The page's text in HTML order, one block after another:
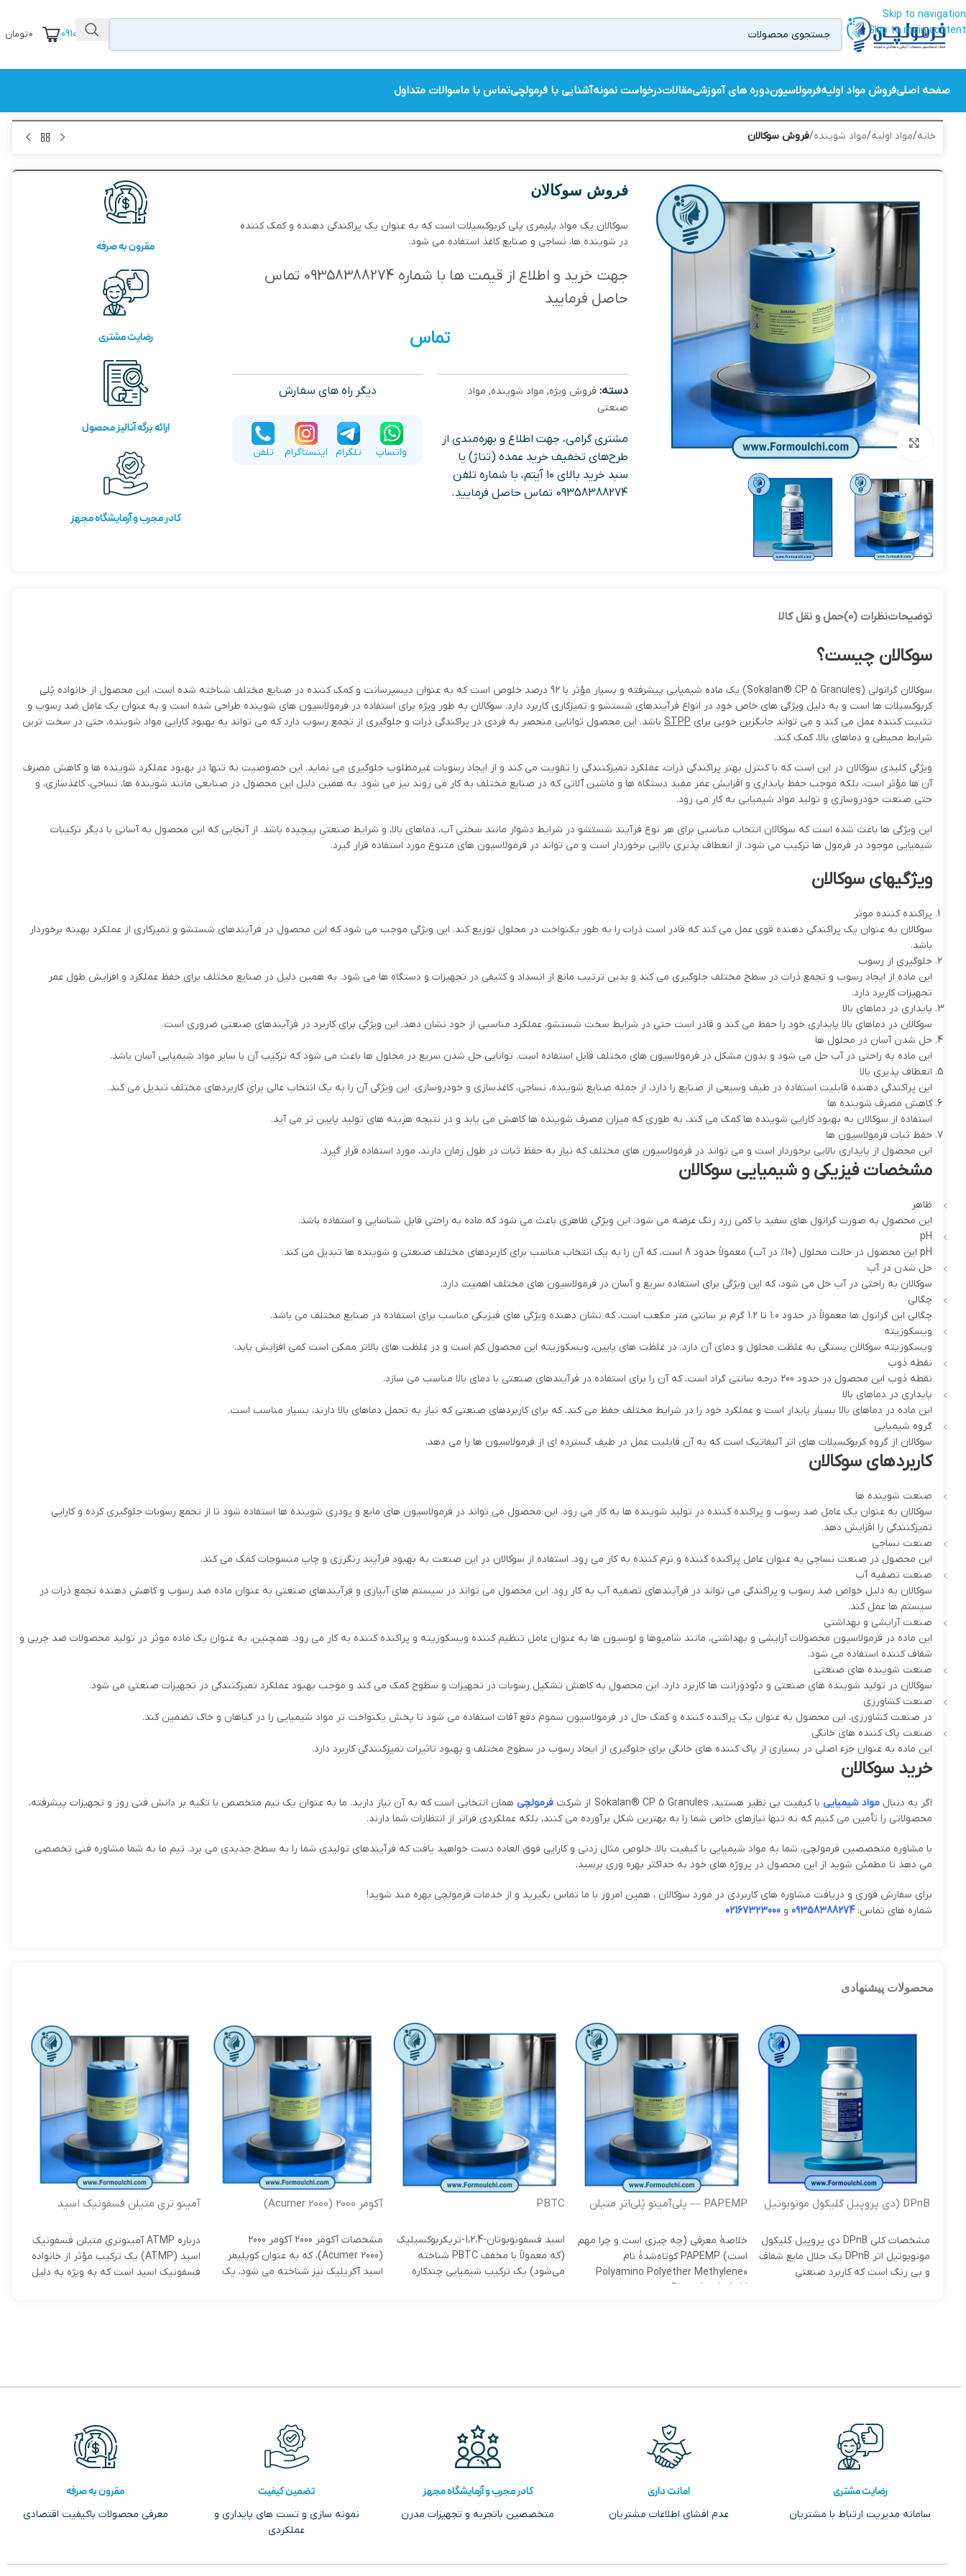
Skip to navigation
Skip to main content
09104111456
0تومان
صفحه اصلیفروش مواد اولیهفرمولاسیوندوره های آموزشیمقالاتدرخواست نمونهآشنایی با فرمولچیتماس با ماسوالات متداول
خانه/مواد اولیه/مواد شوینده/فروش سوکالان
بزرگنمایی تصویر
فروش سوکالان
سوکالان یک مواد پلیمری پلی کربوکسیلات است که به عنوان یک پراکندگی دهنده و کمک کننده
در شوینده ها، نساجی و صنایع کاغذ استفاده می شود.
جهت خرید و اطلاع از قیمت ها با شماره 09358388274 تماس
حاصل فرمایید
تماس
دسته: فروش ویژه, مواد شوینده, مواد
صنعتی
مشتری گرامی، جهت اطلاع و بهره‌مندی از
طرح‌های تخفیف خرید عمده (تناژ) یا
سبد خرید بالای ۱۰ آیتم، با شماره تلفن
09358388274 تماس حاصل فرمایید.
دیگر راه های سفارش
واتساپ تلگرام اینستاگرام تلفن
مقرون به صرفه
رضایت مشتری
ارائه برگه آنالیز محصول
کادر مجرب و آزمایشگاه مجهز
توضیحاتنظرات (0) حمل و نقل کالا
سوکالان چیست؟
سوکالان گرانولی (Sokalan® CP 5 Granules) یک ماده شیمیایی پیشرفته و بسیار مؤثر با 92 درصد خلوص است که به عنوان دیسپرسانت و کمک کننده در صنایع مختلف شناخته شده است. این محصول از خانواده پُلی
کربوکسیلات ها است و به دلیل ویژگی های خاص خود در انواع فرآیندهای شستشو و تمیزکاری کاربرد دارد. سوکالان به طور ویژه برای استفاده در فرمولاسیون های شوینده طراحی شده است و به عنوان یک عامل ضد رسوب و
تثبیت کننده عمل می کند و می تواند جایگزین خوبی برای STPP باشد. این محصول توانایی منحصر به فردی در پراکندگی ذرات و جلوگیری از تجمع رسوب دارد که می تواند به بهبود کارایی مواد شوینده، حتی در سخت ترین
شرایط محیطی و دماهای بالا، کمک کند.
ویژگی کلیدی سوکالان در این است که با کنترل بهتر پراکندگی ذرات، عملکرد تمیزکنندگی را تقویت می کند و از ایجاد رسوبات غیرمطلوب جلوگیری می نماید. این خصوصیت نه تنها در بهبود عملکرد شوینده ها و کاهش مصرف
آن ها مؤثر است، بلکه موجب حفظ پایداری و افزایش عمر مفید دستگاه ها و ماشین آلاتی که در صنایع مختلف به کار می روند نیز می شود. به همین دلیل این محصول در صنایعی مانند شوینده ها، نساجی، کاغذسازی، و
حتی صنعت خودروسازی و تولید مواد شیمیایی به کار می رود.
این ویژگی ها باعث شده است که سوکالان انتخاب مناسبی برای هر نوع فرآیند شستشو در شرایط دشوار مانند سختی آب، دماهای بالا، و شرایط صنعتی پیچیده باشد. از آنجایی که این محصول به آسانی با دیگر ترکیبات
شیمیایی موجود در فرمول ها ترکیب می شود، از انعطاف پذیری بالایی برخوردار است و می تواند در فرمولاسیون های متنوع مورد استفاده قرار گیرد.
ویژگیهای سوکالان
پراکنده کننده موثر
سوکالان به عنوان یک پراکندگی دهنده قوی عمل می کند که قادر است ذرات را به طور یکنواخت در محلول توزیع کند. این ویژگی موجب می شود که این محصول در فرآیندهای شستشو و تمیزکاری از عملکرد بهینه برخوردار
باشد.
جلوگیری از رسوب
این ماده از ایجاد رسوب و تجمع ذرات در سطح مختلف جلوگیری می کند و بدین ترتیب مانع از انسداد و کثیفی در تجهیزات و دستگاه ها می شود. به همین دلیل در صنایع مختلف برای حفظ عملکرد و افزایش طول عمر
تجهیزات کاربرد دارد.
پایداری در دماهای بالا
سوکالان در دماهای بالا پایداری خود را حفظ می کند و قادر است حتی در شرایط سخت شستشو، عملکرد مناسبی از خود نشان دهد. این ویژگی برای کاربرد در فرآیندهای صنعتی ضروری است.
حل شدن آسان در محلول ها
این ماده به راحتی در آب حل می شود و بدون مشکل در فرمولاسیون های مختلف قابل استفاده است. توانایی حل شدن سریع در محلول ها باعث می شود که ترکیب آن با سایر مواد شیمیایی آسان باشد.
انعطاف پذیری بالا
این پراکندگی دهنده قابلیت استفاده در طیف وسیعی از صنایع را دارد، از جمله صنایع شوینده، نساجی، کاغذسازی و خودروسازی. این ویژگی آن را به یک انتخاب عالی برای کاربردهای مختلف تبدیل می کند.
کاهش مصرف شوینده ها
استفاده از سوکالان به بهبود کارایی شوینده ها کمک می کند، به طوری که میزان مصرف شوینده ها کاهش می یابد و در نتیجه هزینه های تولید پایین تر می آید.
حفظ ثبات فرمولاسیون ها
این محصول از پایداری بالایی برخوردار است و می تواند در فرمولاسیون های مختلف که نیاز به حفظ ثبات در طول زمان دارند، مورد استفاده قرار گیرد.
مشخصات فیزیکی و شیمیایی سوکالان
ظاهر
این محصول به صورت گرانول های سفید یا کمی زرد رنگ عرضه می شود. این ویژگی ظاهری باعث می شود که ماده به راحتی قابل شناسایی و استفاده باشد.
pH
pH این محصول در حالت محلول (10% در آب) معمولاً حدود 8 است، که آن را به یک انتخاب مناسب برای کاربردهای مختلف صنعتی و شوینده ها تبدیل می کند.
حل شدن در آب
سوکالان به راحتی در آب حل می شود، که این ویژگی برای استفاده سریع و آسان در فرمولاسیون های مختلف اهمیت دارد.
چگالی
چگالی این گرانول ها معمولاً در حدود 1.0 تا 1.2 گرم بر سانتی متر مکعب است، که نشان دهنده ویژگی های فیزیکی مناسب برای استفاده در صنایع مختلف می باشد.
ویسکوزیته
ویسکوزیته سوکالان بستگی به غلظت محلول و دمای آن دارد. در غلظت های پایین، ویسکوزیته این محصول کم است و در غلظت های بالاتر ممکن است کمی افزایش یابد.
نقطه ذوب
نقطه ذوب این محصول در حدود 200 درجه سانتی گراد است، که آن را برای استفاده در فرآیندهای صنعتی با دمای بالا مناسب می سازد.
پایداری در دماهای بالا
این ماده در دماهای بالا بسیار پایدار است و عملکرد خود را در شرایط مختلف حفظ می کند، که برای کاربردهای صنعتی که نیاز به تحمل دماهای بالا دارند، بسیار مناسب است.
گروه شیمیایی
سوکالان از گروه کربوکسیلات های اتر آلیفاتیک است که به آن قابلیت عمل در طیف گسترده ای از فرمولاسیون ها را می دهد.
کاربردهای سوکالان
صنعت شوینده ها
سوکالان به عنوان یک عامل ضد رسوب و پراکنده کننده در تولید شوینده ها به کار می رود. این محصول می تواند در فرمولاسیون های مایع و پودری شوینده ها استفاده شود تا از تجمع رسوبات جلوگیری کرده و کارایی
تمیزکنندگی را افزایش دهد.
صنعت نساجی
این محصول در صنعت نساجی به عنوان عامل پراکنده کننده و نرم کننده به کار می رود. استفاده از سوکالان در این صنعت به بهبود فرآیند رنگرزی و چاپ منسوجات کمک می کند.
صنعت تصفیه آب
سوکالان به دلیل خواص ضد رسوب و پراکندگی می تواند در فرآیندهای تصفیه آب به کار رود. این محصول می تواند در سیستم های آبیاری و فرآیندهای صنعتی به عنوان ماده ضد رسوب و کاهش دهنده تجمع ذرات در
سیستم ها عمل کند.
صنعت آرايشی و بهداشتی
این ماده در فرمولاسیون محصولات آرايشی و بهداشتی، مانند شامپوها و لوسیون ها به عنوان عامل تنظیم کننده ویسکوزیته و پراکنده کننده به کار می رود. همچنین، به عنوان یک ماده موثر در تولید محصولات ضد چربی و
شفاف کننده استفاده می شود.
صنعت شوینده های صنعتی
سوکالان در تولید شوینده های صنعتی و دئودورانت ها کاربرد دارد. این محصول به کاهش تشکیل رسوبات در تجهیزات و سطوح کمک می کند و موجب بهبود عملکرد تمیزکنندگی در تجهیزات صنعتی می شود.
صنعت کشاورزی
در صنعت کشاورزی، این محصول به عنوان یک پراکنده کننده و کمک حال در فرمولاسیون سموم دفع آفات استفاده می شود تا پخش یکنواخت تر مواد شیمیایی را در گیاهان و خاک تضمین کند.
صنعت پاک کننده های خانگی
این ماده به عنوان جزء اصلی در بسیاری از پاک کننده های خانگی برای جلوگیری از ایجاد رسوب در سطوح مختلف و بهبود تاثیرات تمیزکنندگی کاربرد دارد.
خرید سوکالان
اگر به دنبال مواد شیمیایی با کیفیت بی نظیر هستید، Sokalan® CP 5 Granules از شرکت فرمولچی همان انتخابی است که به آن نیاز دارید. ما به عنوان یک تیم متخصص با تکیه بر دانش فنی روز و تجهیزات پیشرفته،
محصولاتی را تأمین می کنیم که نه تنها نیازهای خاص شما را به بهترین شکل برآورده می کنند، بلکه عملکردی فراتر از انتظارات شما دارند.
با مشاوره متخصصین فرمولچی، شما به مواد شیمیایی با کیفیت بالا، خلوص مثال زدنی و کارایی فوق العاده دست خواهید یافت که فرآیندهای تولیدی شما را به سطح جدیدی می برد. تیم ما به شما مشاوره فنی تخصصی
می دهد تا مطمئن شوید از این محصول در پروژه های خود به حداکثر بهره وری برسید.
برای سفارش فوری و دریافت مشاوره های کاربردی در مورد سوکالان ، همین امروز با ما تماس بگیرید و از خدمات فرمولچی بهره مند شوید!
شماره های تماس:09358388274 و 02167323000
محصولات پیشنهادی
DPnB (دی پروپیل گلیکول مونوبوتیل
مشخصات کلی DPnB دی پروپیل گلیکول
مونوبوتیل اتر DPnB یک حلال مایع شفاف
و بی رنگ است که کاربرد صنعتی
PAPEMP — پلی‌آمینو پُلی‌اتر متیلن
خلاصۀ معرفی (چه چیزی است و چرا مهم
است) PAPEMP کوتاه‌شدهٔ نام
«Polyamino Polyether Methylene
Phosphonic Acid» است — یک
PBTC
اسید فسفونوبوتان-1،2،4-تریکربوکسیلیک
(که معمولاً با مخفف PBTC شناخته
می‌شود) یک ترکیب شیمیایی چندکاره
آکومر 2000 (Acumer 2000)
مشخصات آکومر 2000 آکومر 2000
(Acumer 2000)، که به عنوان کوپلیمر
اسید آکریلیک نیز شناخته می ‌شود، یک
آمینو تری متیلن فسفونیک اسید
درباره ATMP آمینوتری متیلن فسفونیک
اسید (ATMP) یک ترکیب مؤثر از خانواده
فسفونیک اسید است که به ویژه به دلیل
رضایت مشتری
سامانه مدیریت ارتباط با مشتریان
امانت داری
عدم افشای اطلاعات مشتریان
کادر مجرب و آزمایشگاه مجهز
متخصصین باتجربه و تجهیزات مدرن
تضمین کیفیت
نمونه سازی و تست های پایداری و
عملکردی
مقرون به صرفه
معرفی محصولات باکیفیت اقتصادی